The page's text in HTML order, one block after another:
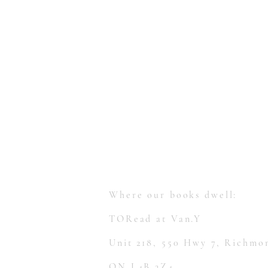
Where our books dwell:
TORead at Van.Y
Unit 218, 550 Hwy 7,